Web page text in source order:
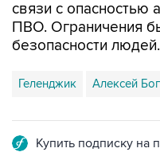
связи с опасностью
ПВО. Ограничения
безопасности людей.
Геленджик Алексей
Купить подписку на